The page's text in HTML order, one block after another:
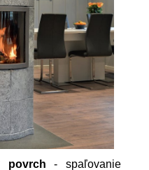
povrch - spaľovanie